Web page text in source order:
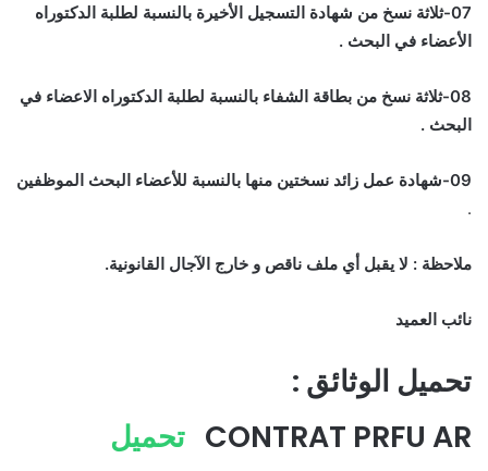
07-ثلاثة نسخ من شهادة التسجيل الأخيرة بالنسبة لطلبة الدكتوراه
الأعضاء في البحث .
08-ثلاثة نسخ من بطاقة الشفاء بالنسبة لطلبة الدكتوراه الاعضاء في
البحث .
09-شهادة عمل زائد نسختين منها بالنسبة للأعضاء البحث الموظفين
.
ملاحظة : لا يقبل أي ملف ناقص و خارج الآجال القانونية.
نائب العميد
تحميل الوثائق :
CONTRAT PRFU AR تحميل